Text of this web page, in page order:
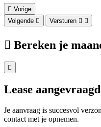
Vorige
Volgende
Versturen
Bereken je
Lease aangevraagd
Je aanvraag is succesvol
contact met je opnemen.